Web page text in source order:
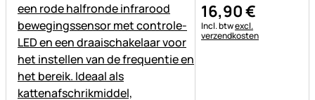
16,90€
Belastinginformatie:
Incl. btwexcl.
verzendkosten